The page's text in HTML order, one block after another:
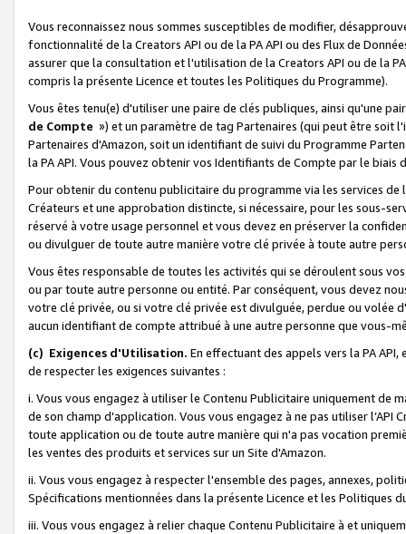
Vous reconnaissez nous sommes susceptibles de modifier,
fonctionnalité de la Creators API ou de la PA API ou des Flux de
assurer que la consultation et l'utilisation de la Creators API ou de la
compris la présente Licence et toutes les Politiques du Programme).
Vous êtes tenu(e) d'utiliser une paire de clés publiques, ainsi qu'une
de Compte ») et un paramètre de tag Partenaires (qui peut être soit
Partenaires d'Amazon, soit un identifiant de suivi du Programme
la PA API. Vous pouvez obtenir vos Identifiants de Compte par le biais
Pour obtenir du contenu publicitaire du programme via les services
Créateurs et une approbation distincte, si nécessaire, pour les sous-
réservé à votre usage personnel et vous devez en préserver la
ou divulguer de toute autre manière votre clé privée à toute autre
Vous êtes responsable de toutes les activités qui se déroulent sous
ou par toute autre personne ou entité. Par conséquent, vous devez
votre clé privée, ou si votre clé privée est divulguée, perdue ou volée
aucun identifiant de compte attribué à une autre personne que vous-
(c) Exigences d'Utilisation. En effectuant des appels vers la PA
de respecter les exigences suivantes :
i. Vous vous engagez à utiliser le Contenu Publicitaire uniquement de
de son champ d'application. Vous vous engagez à ne pas utiliser l’API
toute application ou de toute autre manière qui n'a pas vocation
les ventes des produits et services sur un Site d'Amazon.
ii. Vous vous engagez à respecter l'ensemble des pages, annexes,
Spécifications mentionnées dans la présente Licence et les Politiques
iii. Vous vous engagez à relier chaque Contenu Publicitaire à et